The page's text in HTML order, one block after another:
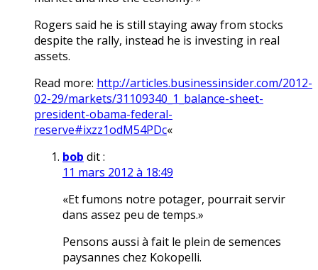
Rogers said he is still staying away from stocks
despite the rally, instead he is investing in real
assets.
Read more: http://articles.businessinsider.com/2012-
02-29/markets/31109340_1_balance-sheet-
president-obama-federal-
reserve#ixzz1odM54PDc«
bob dit :
11 mars 2012 à 18:49
«Et fumons notre potager, pourrait servir
dans assez peu de temps.»
Pensons aussi à fait le plein de semences
paysannes chez Kokopelli.